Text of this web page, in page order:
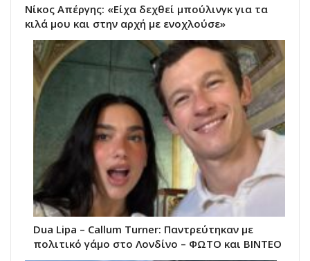
Νίκος Απέργης: «Είχα δεχθεί μπούλινγκ για τα
κιλά μου και στην αρχή με ενοχλούσε»
Dua Lipa – Callum Turner: Παντρεύτηκαν με
πολιτικό γάμο στο Λονδίνο – ΦΩΤΟ και ΒΙΝΤΕΟ